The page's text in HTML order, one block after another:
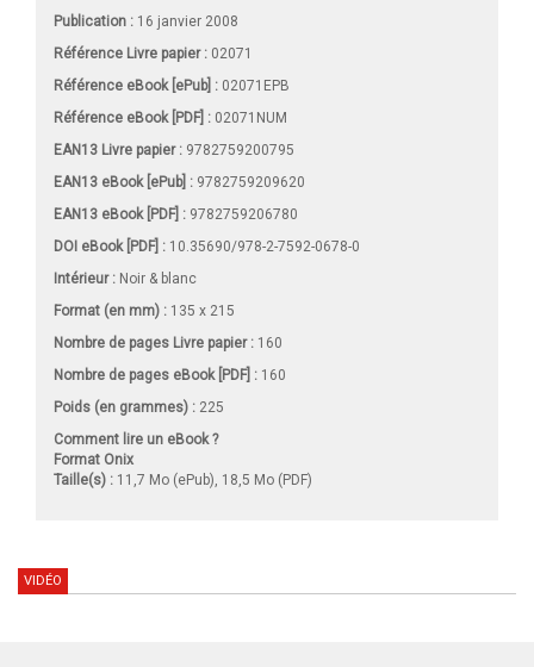
Publication : 16 janvier 2008
Référence Livre papier : 02071
Référence eBook [ePub] : 02071EPB
Référence eBook [PDF] : 02071NUM
EAN13 Livre papier : 9782759200795
EAN13 eBook [ePub] : 9782759209620
EAN13 eBook [PDF] : 9782759206780
DOI eBook [PDF] : 10.35690/978-2-7592-0678-0
Intérieur : Noir & blanc
Format (en mm) : 135 x 215
Nombre de pages Livre papier: 160
Nombre de pages eBook [PDF] : 160
Poids (en grammes) : 225
Comment lire un eBook ?
Format Onix
Taille(s) : 11,7 Mo (ePub), 18,5 Mo (PDF)
VIDÉO